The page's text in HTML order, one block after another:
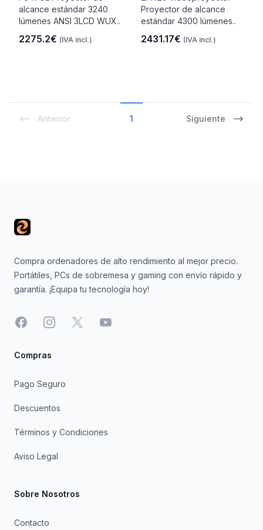
alcance estándar 3240
lúmenes ANSI 3LCD WUX..
2275.2€ (IVA incl.)
Proyector de alcance
estándar 4300 lúmenes..
2431.17€ (IVA incl.)
Anterior 1 Siguiente
Compra ordenadores de alto rendimiento al mejor precio.
Portátiles, PCs de sobremesa y gaming con envío rápido y
garantía. ¡Equipa tu tecnología hoy!
FacebookInstagram
X YouTube
Compras
Pago Seguro
Descuentos
Términos y Condiciones
Aviso Legal
Sobre Nosotros
Contacto